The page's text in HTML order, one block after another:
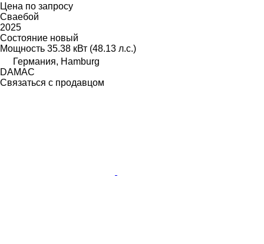
Цена по запросу
Сваебой
2025
Состояние новый
Мощность 35.38 кВт (48.13 л.с.)
Германия, Hamburg
DAMAC
Связаться с продавцом